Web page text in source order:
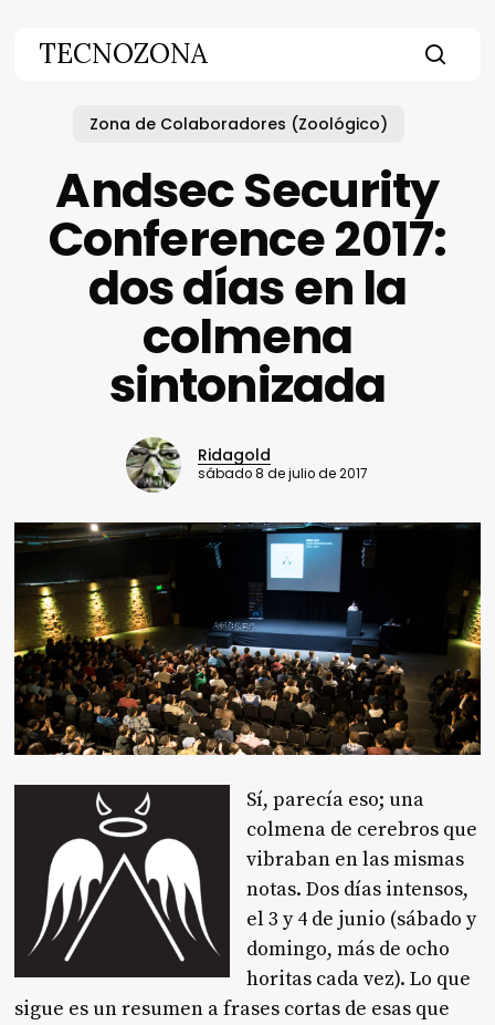
TECNOZONA
Zona de Colaboradores (Zoológico)
Andsec Security
Conference 2017:
dos días en la
colmena
sintonizada
Ridagold
sábado 8 de julio de 2017
Sí, parecía eso; una
colmena de cerebros que
vibraban en las mismas
notas. Dos días intensos,
el 3 y 4 de junio (sábado y
domingo, más de ocho
horitas cada vez). Lo que
sigue es un resumen a frases cortas de esas que